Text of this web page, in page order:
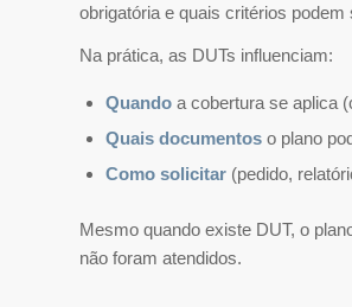
obrigatória e quais critérios podem
Na prática, as DUTs influenciam:
Quando a cobertura se aplica
Quais documentos o plano
Como solicitar (pedido,
Mesmo quando existe DUT, o
não foram atendidos.